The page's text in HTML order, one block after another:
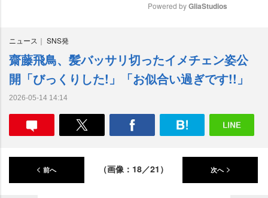
e
Powered by GliaStudios
ニュース SNS発
齋藤飛鳥、髪バッサリ切ったイメチェン姿公
開「びっくりした!」「お似合い過ぎです!!」
2026-05-14 14:14
前へ （画像：18／21） 次へ